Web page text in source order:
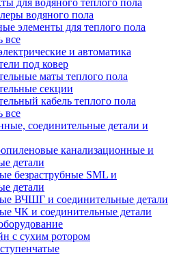
для водяного теплого пола
водяного пола
элементы для теплого пола
все
и автоматика
под ковер
маты теплого пола
секции
кабель теплого пола
все
соединительные детали и
канализационные и
детали
безраструбные SML и
детали
ВЧШГ и соединительные детали
ЧК и соединительные детали
с сухим ротором